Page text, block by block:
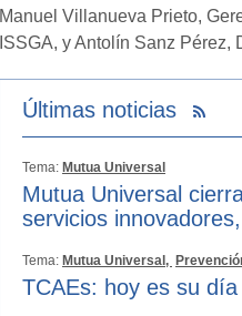
Manuel Villanueva Prieto,
ISSGA, y Antolín Sanz Pérez,
Últimas noticias
Tema: Mutua Universal
Mutua Universal
servicios
Tema: Mutua Universal,
TCAEs: hoy es su día